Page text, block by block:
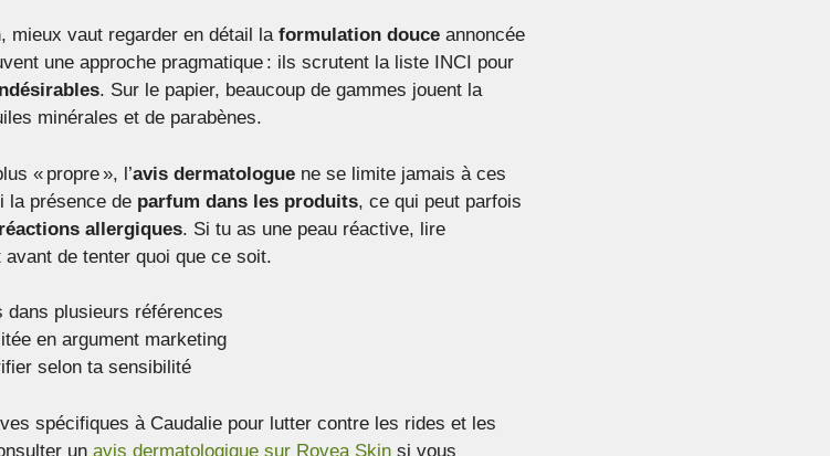
mieux vaut regarder en détail la formulation douce annoncée
une approche pragmatique : ils scrutent la liste INCI pour
. Sur le papier, beaucoup de gammes jouent la
minérales et de parabènes.
« propre », l’avis dermatologue ne se limite jamais à ces
la présence de parfum dans les produits, ce qui peut parfois
réactions allergiques. Si tu as une peau réactive, lire
de tenter quoi que ce soit.
dans plusieurs références
en argument marketing
selon ta sensibilité
spécifiques à Caudalie pour lutter contre les rides et les
un avis dermatologique sur Rovea Skin si vous